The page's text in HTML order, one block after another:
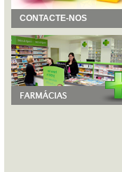
CONTACTE-NOS